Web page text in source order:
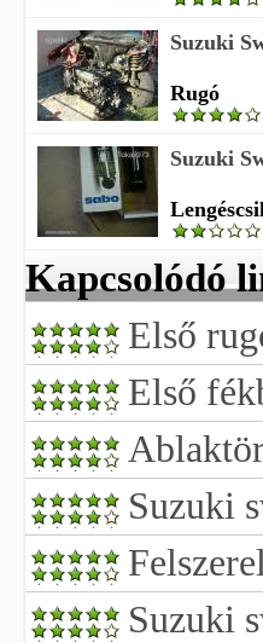
Suzuki
Rugó
Suzuki
Kapcsolódó
Első
Első
Suzuki
Suzuki